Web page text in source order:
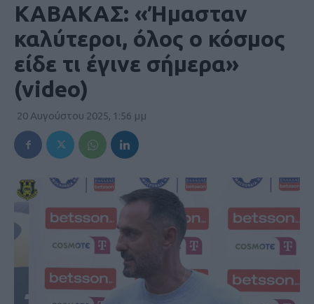
ΚΑΒΑΚΑΣ: «Ήμασταν
καλύτεροι, όλος ο κόσμος
είδε τι έγινε σήμερα»
(video)
20 Αυγούστου 2025, 1:56 μμ